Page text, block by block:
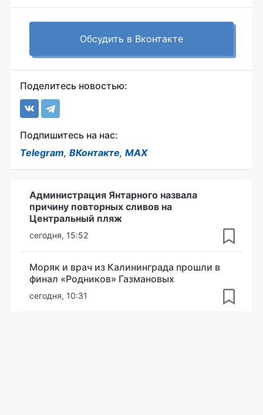
Обсудить в Вконтакте
Поделитесь новостью:
Подпишитесь на нас:
Telegram, ВКонтакте, MAX
Администрация Янтарного назвала
причину повторных сливов на
Центральный пляж
сегодня, 15:52
Моряк и врач из Калининграда прошли в
финал «Родников» Газмановых
сегодня, 10:31